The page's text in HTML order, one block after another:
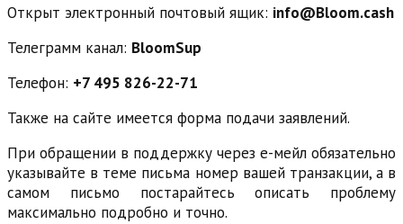
Открыт электронный почтовый ящик: info@Bloom.cash
Телеграмм канал: BloomSup
Телефон: +7 495 826-22-71
Также на сайте имеется форма подачи заявлений.
При обращении в поддержку через е-мейл обязательно
указывайте в теме письма номер вашей транзакции, а в
самом письмо постарайтесь описать проблему
максимально подробно и точно.